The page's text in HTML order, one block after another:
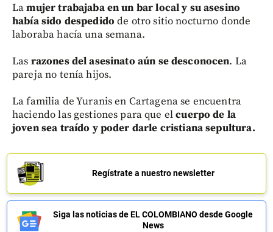
Lamujer trabajaba en un bar local y su asesino
había sido despedido de otro sitio nocturno donde
laboraba hacía una semana.
Las razones del asesinato aún se desconocen. La
pareja no tenía hijos.
La familia de Yuranis en Cartagena se encuentra
haciendo las gestiones para que elcuerpo de la
jovensea traído y poder darle cristiana sepultura.
Regístrate a nuestro newsletter
Siga las noticias de EL COLOMBIANO desde Google
News